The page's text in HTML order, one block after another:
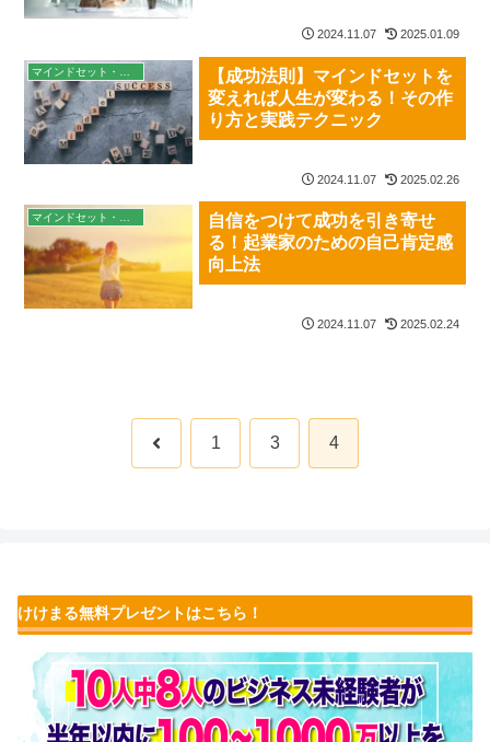
2024.11.07 2025.01.09
マインドセット・習慣
【成功法則】マインドセットを
変えれば人生が変わる！その作
り方と実践テクニック
2024.11.07 2025.02.26
自信をつけて成功を引き寄せ
る！起業家のための自己肯定感
向上法
2024.11.07 2025.02.24
前 1 3 4
けけまる無料プレゼントはこちら！